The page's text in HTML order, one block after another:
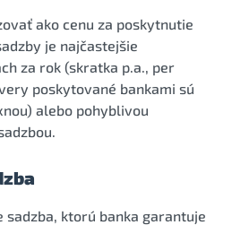
ako cenu za poskytnutie
je najčastejšie
za rok (skratka p.a., per
poskytované bankami sú
alebo pohyblivou
sadzba, ktorú banka garantuje